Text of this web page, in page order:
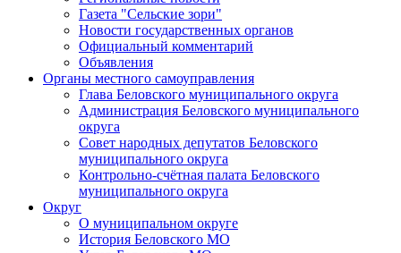
Газета "Сельские зори"
Новости государственных органов
Официальный комментарий
Объявления
Органы местного самоуправления
Глава Беловского муниципального округа
Администрация Беловского муниципального
округа
Совет народных депутатов Беловского
муниципального округа
Контрольно-счётная палата Беловского
муниципального округа
Округ
О муниципальном округе
История Беловского МО